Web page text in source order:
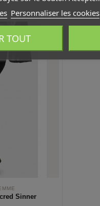
Sinner
Personnaliser les cookies
TOUT